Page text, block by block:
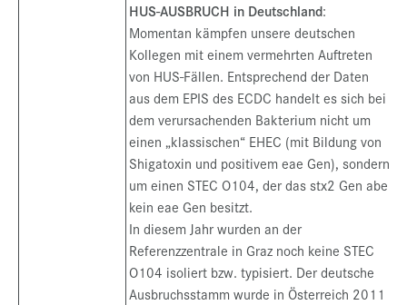
HUS-AUSBRUCH in Deutschland:
Momentan kämpfen unsere deutschen
Kollegen mit einem vermehrten Auftreten
von HUS-Fällen. Entsprechend der Daten
aus dem EPIS des ECDC handelt es sich bei
dem verursachenden Bakterium nicht um
einen „klassischen“ EHEC (mit Bildung von
Shigatoxin und positivem eae Gen), sondern
um einen STEC O104, der das stx2 Gen aber
kein eae Gen besitzt.
In diesem Jahr wurden an der
Referenzzentrale in Graz noch keine STEC
O104 isoliert bzw. typisiert. Der deutsche
Ausbruchsstamm wurde in Österreich 2011